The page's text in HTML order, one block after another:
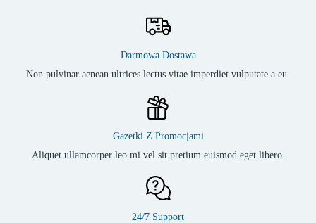
Darmowa Dostawa
Non pulvinar aenean ultrices lectus vitae imperdiet vulputate a eu.
Gazetki Z Promocjami
Aliquet ullamcorper leo mi vel sit pretium euismod eget libero.
24/7 Support